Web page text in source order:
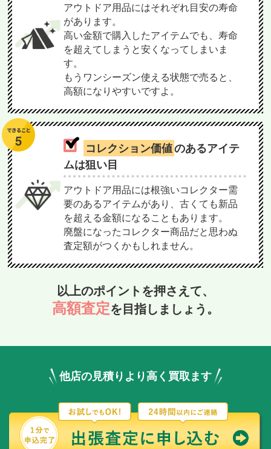
アウトドア用品にはそれぞれ目安の寿命
があります。
高い金額で購入したアイテムでも、寿命
を超えてしまうと安くなってしまいま
す。
もうワンシーズン使える状態で売ると、
高額になりやすいですよ。
コレクション価値のあるアイテ
ムは狙い目
アウトドア用品には根強いコレクター需
要のあるアイテムがあり、古くても新品
を超える金額になることもあります。
廃盤になったコレクター商品だと思わぬ
査定額がつくかもしれません。
以上のポイントを押さえて、
高額査定を目指しましょう。
他店の見積りより高く買取ます